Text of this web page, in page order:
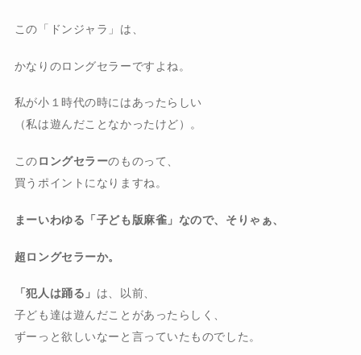
この「ドンジャラ」は、
かなりのロングセラーですよね。
私が小１時代の時にはあったらしい
（私は遊んだことなかったけど）。
このロングセラーのものって、
買うポイントになりますね。
まーいわゆる「子ども版麻雀」なので、そりゃぁ、
超ロングセラーか。
「犯人は踊る」 は、以前、
子ども達は遊んだことがあったらしく、
ずーっと欲しいなーと言っていたものでした。